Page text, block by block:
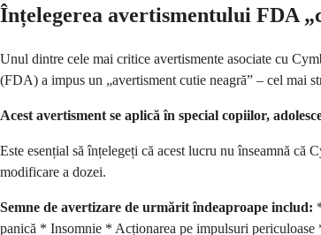
Înțelegerea avertismentului FDA
Unul dintre cele mai critice avertismente asociate cu
(FDA) a impus un „avertisment cutie neagră” – cel mai
Acest avertisment se aplică în special copiilor,
Este esențial să înțelegeți că acest lucru nu înseamnă că
modificare a dozei.
Semne de avertizare de urmărit îndeaproape includ:
panică * Insomnie * Acționarea pe impulsuri periculoase